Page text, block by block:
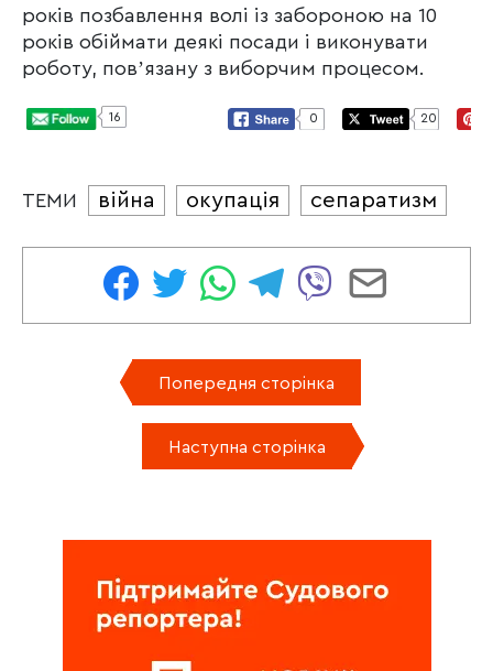
років позбавлення волі із забороною на 10
років обіймати деякі посади і виконувати
роботу, повʼязану з виборчим процесом.
16 0 20
ТЕМИ війна окупація сепаратизм
Попередня сторінка
Наступна сторінка